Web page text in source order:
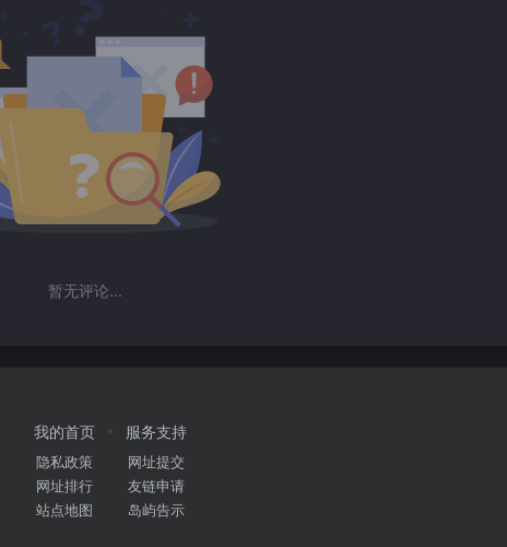
暂无评论...
我的首页
隐私政策
网址排行
站点地图
服务支持
网址提交
友链申请
岛屿告示